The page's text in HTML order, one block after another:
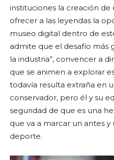
instituciones la creación de
ofrecer a las leyendas la
museo digital dentro de
admite que el desafío más
la industria”, convencer a
que se animen a explorar
todavía resulta extraña en
conservador, pero él y su
seguridad de que es una
que va a marcar un antes y
deporte.